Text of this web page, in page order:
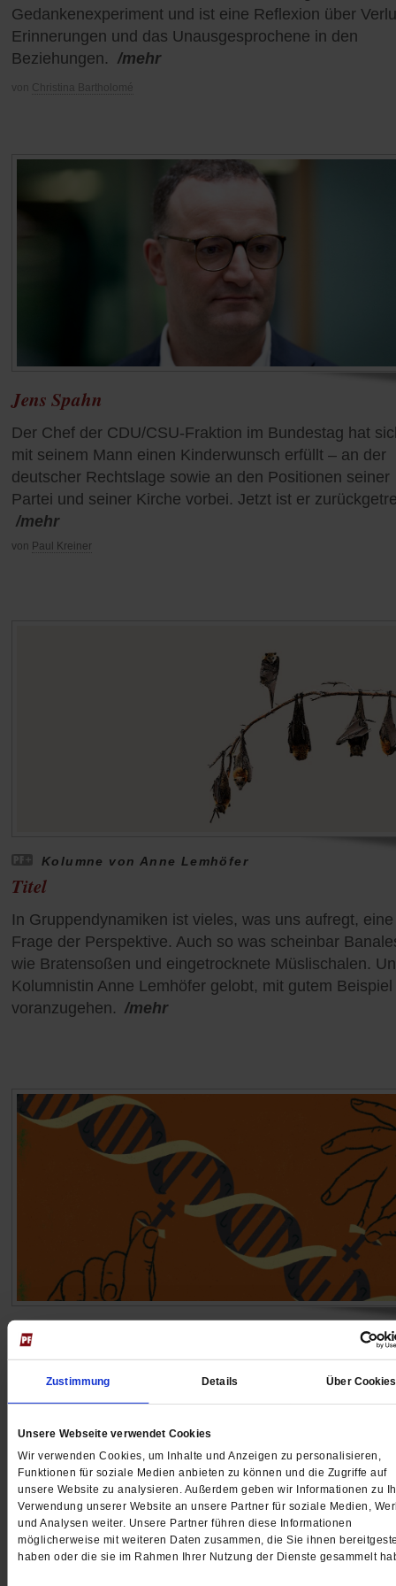
Zustimmung Details Über Cookies
Unsere Webseite verwendet Cookies
Wir verwenden Cookies, um Inhalte und Anzeigen zu personalisieren,
Funktionen für soziale Medien anbieten zu können und die Zugriffe auf
unsere Website zu analysieren. Außerdem geben wir Informationen zu
Verwendung unserer Website an unsere Partner für soziale Medien,
und Analysen weiter. Unsere Partner führen diese Informationen
möglicherweise mit weiteren Daten zusammen, die Sie ihnen
haben oder die sie im Rahmen Ihrer Nutzung der Dienste gesammelt
Gedankenexperiment und ist eine Reflexion über
Erinnerungen und das Unausgesprochene in den
Beziehungen. /mehr
von Christina Bartholomé
Jens Spahn
Der Chef der CDU/CSU-Fraktion im Bundestag hat
mit seinem Mann einen Kinderwunsch erfüllt – an der
deutscher Rechtslage sowie an den Positionen seiner
Partei und seiner Kirche vorbei. Jetzt ist er
/mehr
von Paul Kreiner
Kolumne von Anne Lemhöfer
Titel
In Gruppendynamiken ist vieles, was uns aufregt, eine
Frage der Perspektive. Auch so was scheinbar
wie Bratensoßen und eingetrocknete Müslischalen.
Kolumnistin Anne Lemhöfer gelobt, mit gutem Beispiel
voranzugehen. /mehr
Wenn das religiöse Erbe verschwindet
Vielen jungen Menschen ist der Glaube der Großeltern
egal. Das kann zu Konflikten führen und großen
auslösen. Bleibt gar nichts erhalten? Zwei
einer Familie erzählen. /mehr
vonJudith Bauer ·8 Kommentare